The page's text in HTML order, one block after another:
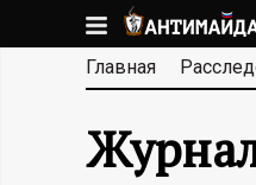
к
основномуА
Н
Главная